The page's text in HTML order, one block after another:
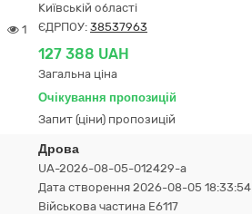
1
Київській області
ЄДРПОУ: 38537963
127 388 UAH
Загальна ціна
Очікування пропозицій
Запит (ціни) пропозицій
Дрова
UA-2026-08-05-012429-a
Дата створення 2026-08-05 18:33:54
Військова частина Е6117